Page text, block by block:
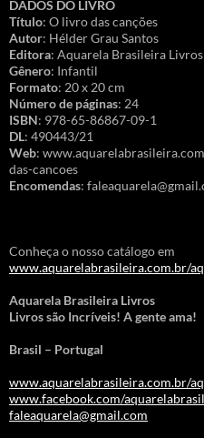
DADOS DO LIVRO
Título: O livro das canções
Autor: Hélder Grau Santos
Editora: Aquarela Brasileira Livros
Gênero: Infantil
Formato: 20 x 20 cm
Número de páginas: 24
ISBN: 978-65-86867-09-1
DL: 490443/21
Web:
das-cancoes
Encomendas:
Conheça o nosso catálogo em
www.aquarelabrasileira.com.br/
Aquarela Brasileira Livros
Livros são Incríveis! A gente ama!
Brasil – Portugal
www.aquarelabrasileira.com.br/
www.facebook.com/
faleaquarela@gmail.com